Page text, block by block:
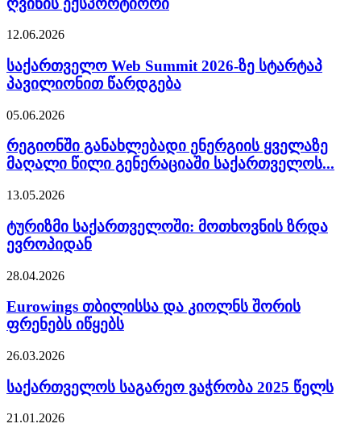
12.06.2026
საქართველო Web Summit 2026-ზე სტარტაპ
პავილიონით წარდგება
05.06.2026
რეგიონში განახლებადი ენერგიის ყველაზე
მაღალი წილი გენერაციაში საქართველოს...
13.05.2026
ტურიზმი საქართველოში: მოთხოვნის ზრდა
ევროპიდან
28.04.2026
Eurowings თბილისსა და კიოლნს შორის
ფრენებს იწყებს
26.03.2026
საქართველოს საგარეო ვაჭრობა 2025 წელს
21.01.2026